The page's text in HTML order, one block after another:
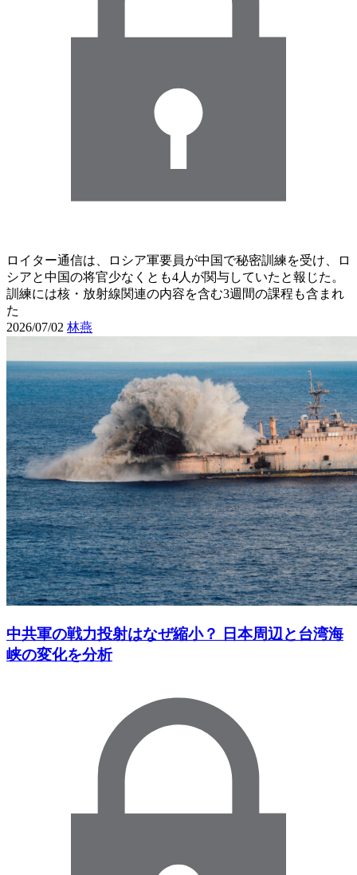
ロイター通信は、ロシア軍要員が中国で秘密訓練を受け、ロ
シアと中国の将官少なくとも4人が関与していたと報じた。
訓練には核・放射線関連の内容を含む3週間の課程も含まれ
た
2026/07/02 林燕
中共軍の戦力投射はなぜ縮小？ 日本周辺と台湾海
峡の変化を分析